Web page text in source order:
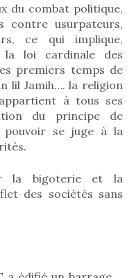
du combat politique,
contre usurpateurs,
ce qui implique,
loi cardinale des
premiers temps de
lil Jamih…. la religion
à tous ses
du principe de
se juge à la
la bigoterie et la
des sociétés sans